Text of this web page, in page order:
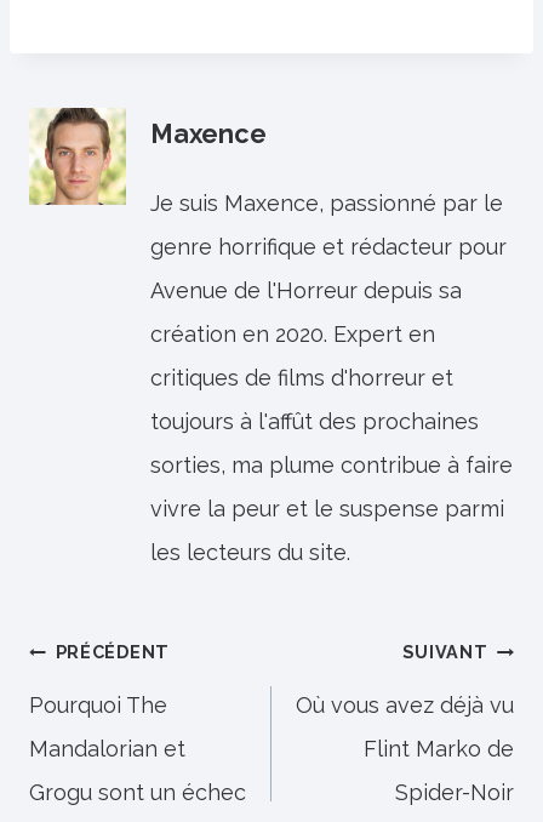
Maxence
Je suis Maxence, passionné par le
genre horrifique et rédacteur pour
Avenue de l'Horreur depuis sa
création en 2020. Expert en
critiques de films d'horreur et
toujours à l'affût des prochaines
sorties, ma plume contribue à faire
vivre la peur et le suspense parmi
les lecteurs du site.
Navigation
de
l’article
PRÉCÉDENT
Pourquoi The
Mandalorian et
Grogu sont un échec
SUIVANT
Où vous avez déjà vu
Flint Marko de
Spider-Noir